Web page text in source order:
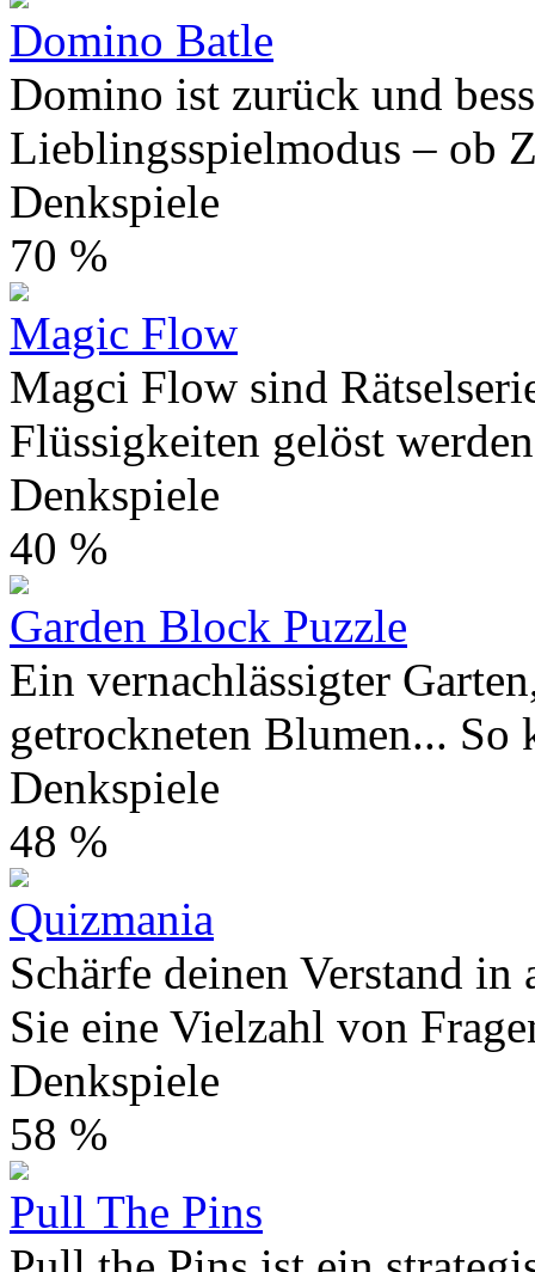
Domino Batle
Domino ist zurück und
Lieblingsspielmodus – ob
Denkspiele
70 %
Magic Flow
Magci Flow sind
Flüssigkeiten gelöst
Denkspiele
40 %
Garden Block Puzzle
Ein vernachlässigter
getrockneten Blumen... So
Denkspiele
48 %
Quizmania
Schärfe deinen Verstand
Sie eine Vielzahl von
Denkspiele
58 %
Pull The Pins